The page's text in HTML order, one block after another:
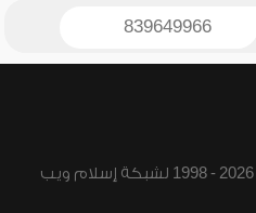
839649966